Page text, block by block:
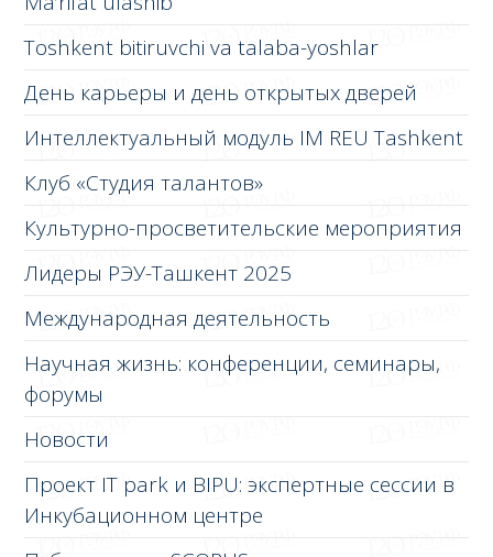
Toshkent bitiruvchi va talaba-yoshlar
День карьеры и день открытых дверей
Интеллектуальный модуль IM REU Tashkent
Клуб «Студия талантов»
Культурно-просветительские мероприятия
Лидеры РЭУ-Ташкент 2025
Международная деятельность
Научная жизнь: конференции, семинары,
форумы
Новости
Проект IT park и BIPU: экспертные сессии в
Инкубационном центре